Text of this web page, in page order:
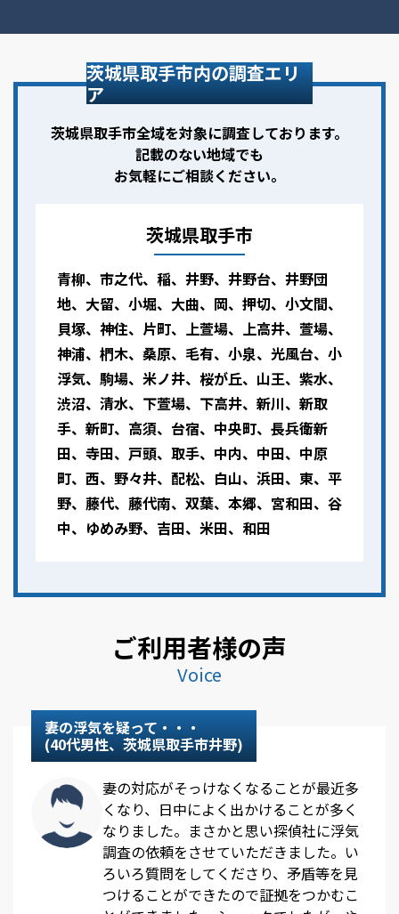
茨城県取手市内の調査エリ
ア
茨城県取手市全域を対象に調査しております。
記載のない地域でも
お気軽にご相談ください。
茨城県取手市
青柳、市之代、稲、井野、井野台、井野団
地、大留、小堀、大曲、岡、押切、小文間、
貝塚、神住、片町、上萱場、上高井、萱場、
神浦、椚木、桑原、毛有、小泉、光風台、小
浮気、駒場、米ノ井、桜が丘、山王、紫水、
渋沼、清水、下萱場、下高井、新川、新取
手、新町、高須、台宿、中央町、長兵衛新
田、寺田、戸頭、取手、中内、中田、中原
町、西、野々井、配松、白山、浜田、東、平
野、藤代、藤代南、双葉、本郷、宮和田、谷
中、ゆめみ野、吉田、米田、和田
ご利用者様の声
Voice
妻の浮気を疑って・・・
(40代男性、茨城県取手市井野)
妻の対応がそっけなくなることが最近多
くなり、日中によく出かけることが多く
なりました。まさかと思い探偵社に浮気
調査の依頼をさせていただきました。い
ろいろ質問をしてくださり、矛盾等を見
つけることができたので証拠をつかむこ